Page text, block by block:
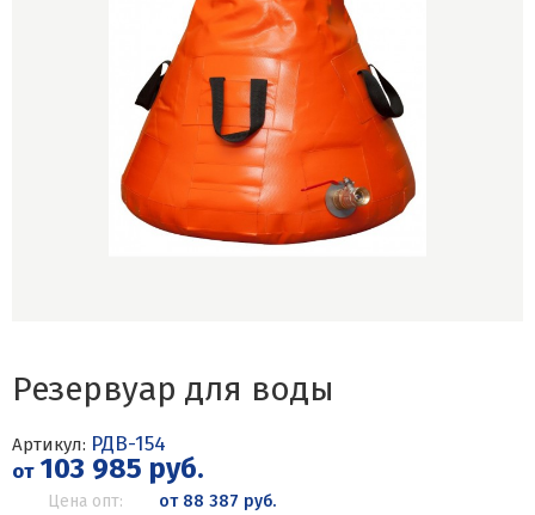
Резервуар для воды
Артикул: РДВ-154
от103 985 руб.
Цена опт:
от 88 387 руб.